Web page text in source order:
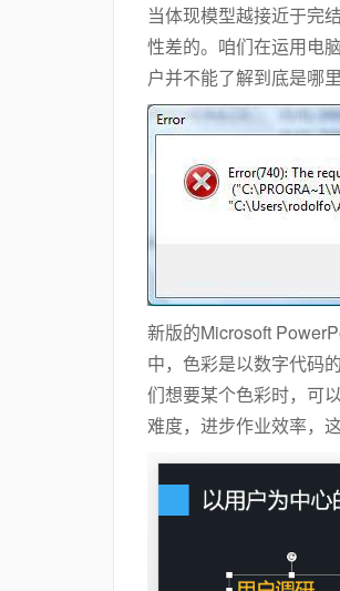
当体现模型越接近于完
性差的。咱们在运用电
户并不能了解到底是哪
新版的Microsoft
中，色彩是以数字代码
们想要某个色彩时，可
难度，进步作业效率，